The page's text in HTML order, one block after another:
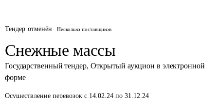
Тендер отменён Несколько поставщиков
Снежные массы
Государственный тендер, Открытый аукцион в электронной
форме
Осуществление перевозок с 14.02.24 по 31.12.24